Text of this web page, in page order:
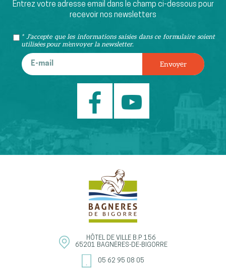
Entrez votre adresse email dans le champ ci-dessous pour
recevoir nos newsletters
* J'accepte que les informations saisies dans ce formulaire soient
utilisées pour m’envoyer la newsletter.
HÔTEL DE VILLE B.P 156
65201 BAGNÈRES-DE-BIGORRE
05 62 95 08 05